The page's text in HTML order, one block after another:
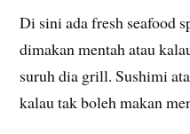
Di sini ada fresh seafood
dimakan mentah atau
suruh dia grill. Sushimi
kalau tak boleh makan